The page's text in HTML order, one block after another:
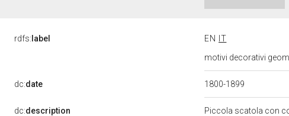
rdfs: label EN
IT
motivi decorativi
dc:date 1800-1899
dc:description
Piccola scatola con